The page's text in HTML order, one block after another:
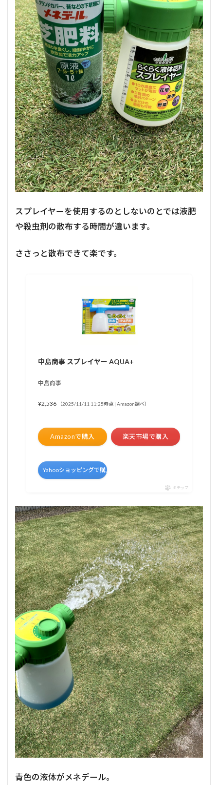
スプレイヤーを使用するのとしないのとでは液肥
や殺虫剤の散布する時間が違います。
ささっと散布できて楽です。
中島商事 スプレイヤー AQUA+
中島商事
¥2,536 （2025/11/11 11:25時点 | Amazon調べ）
Amazonで購入 楽天市場で購入
Yahooショッピングで購入
ポチップ
青色の液体がメネデール。